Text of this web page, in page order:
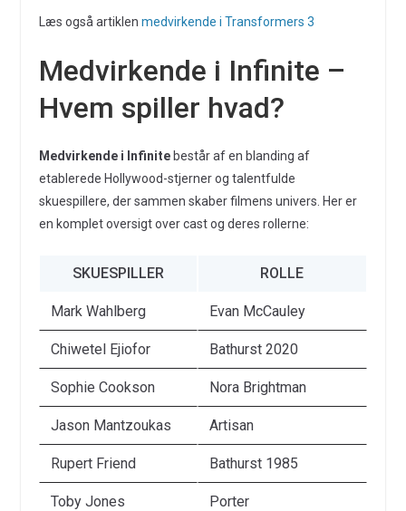
Læs også artiklen medvirkende i Transformers 3
Medvirkende i Infinite –
Hvem spiller hvad?
Medvirkende i Infinitebestår af en blanding af
etablerede Hollywood-stjerner og talentfulde
skuespillere, der sammen skaber filmens univers. Her er
en komplet oversigt over cast og deres rollerne:
SKUESPILLER ROLLE
Mark Wahlberg Evan McCauley
Chiwetel Ejiofor Bathurst 2020
Sophie Cookson Nora Brightman
Jason Mantzoukas Artisan
Rupert Friend Bathurst 1985
Toby Jones Porter